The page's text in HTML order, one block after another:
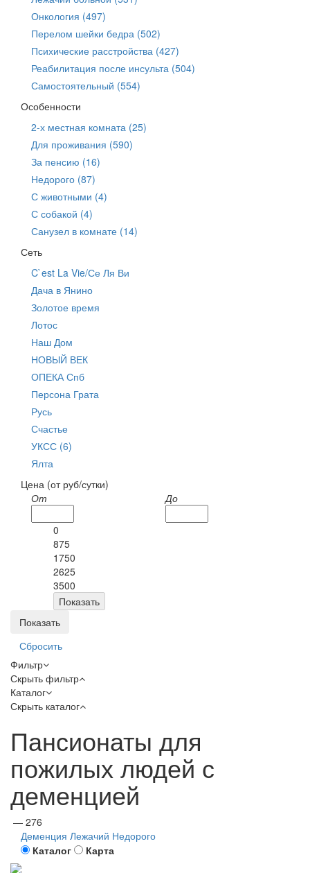
Онкология (497)
Перелом шейки бедра (502)
Психические расстройства (427)
Реабилитация после инсульта (504)
Самостоятельный (554)
Особенности
2-х местная комната (25)
Для проживания (590)
За пенсию (16)
Недорого (87)
С животными (4)
С собакой (4)
Санузел в комнате (14)
Сеть
C`est La Vie/Се Ля Ви
Дача в Янино
Золотое время
Лотос
Наш Дом
НОВЫЙ ВЕК
ОПЕКА Спб
Персона Грата
Русь
Счастье
УКСС (6)
Ялта
Цена (от руб/сутки)
От
До
0
875
1750
2625
3500
Сбросить
Фильтр
Скрыть фильтр
Каталог
Скрыть каталог
Пансионаты для
пожилых людей с
деменцией
— 276
Деменция Лежачий Недорого
Каталог
Карта